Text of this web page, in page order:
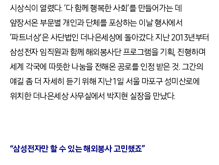
시상식이 열렸다. ‘다 함께 행복한 사회’를 만들어가는 데
앞장서온 부문별 개인과 단체를 포상하는 이날 행사에서
‘파트너상’은 사단법인 더나은세상에 돌아갔다. 지난 2013년부터
삼성전자 임직원과 함께 해외봉사단 프로그램을 기획, 진행하며
세계 각국에 따뜻한 나눔을 전해온 공로를 인정 받은 것. 그간의
얘길 좀 더 자세히 듣기 위해 지난 1일 서울 마포구 성미산로에
위치한 더나은세상 사무실에서 박지현 실장을 만났다.
“삼성전자만 할 수 있는 해외봉사 고민했죠”